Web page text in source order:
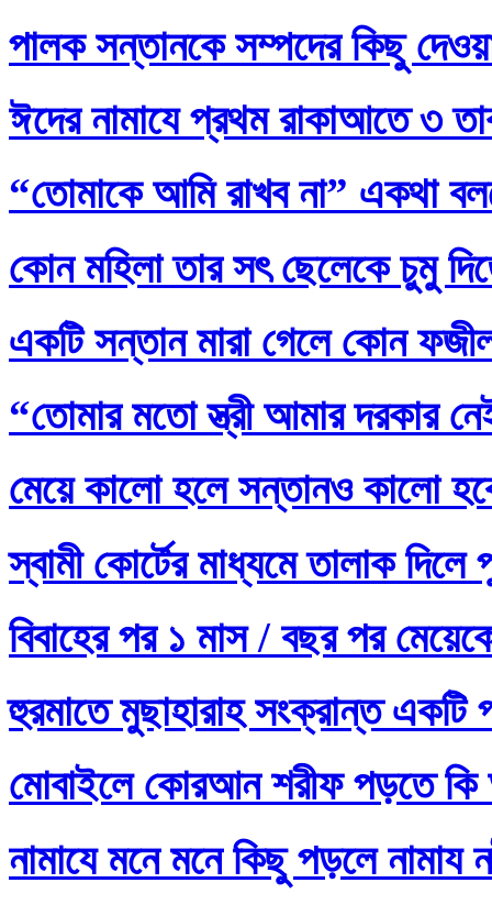
পালক সন্তানকে সম্পদের কিছু
ঈদের নামাযে প্রথম রাকাআতে ৩
“তোমাকে আমি রাখব না” একথা
কোন মহিলা তার সৎ ছেলেকে চুমু
একটি সন্তান মারা গেলে কোন
“তোমার মতো স্ত্রী আমার দরকার
মেয়ে কালো হলে সন্তানও কালো
স্বামী কোর্টের মাধ্যমে তালাক দিলে
বিবাহের পর ১ মাস / বছর পর
হুরমাতে মুছাহারাহ সংক্রান্ত
মোবাইলে কোরআন শরীফ পড়তে
নামাযে মনে মনে কিছু পড়লে নামায